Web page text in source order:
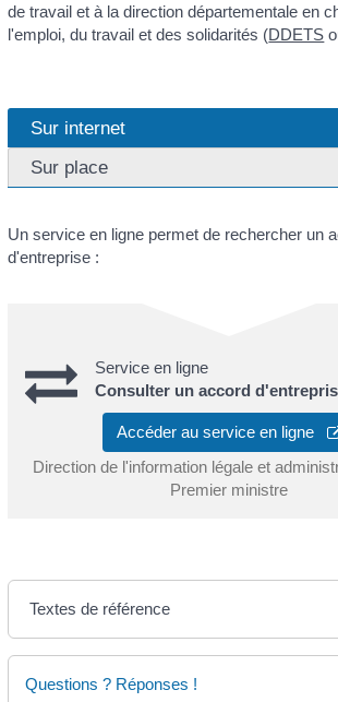
de travail et à la direction départementale en
l'emploi, du travail et des solidarités (DDETS
Sur internet
Sur place
Un service en ligne permet de rechercher un
d'entreprise :
Service en ligne
Consulter un accord
Accéder au service en ligne
Direction de l'information légale et
Premier ministre
Textes de référence
Questions ? Réponses !